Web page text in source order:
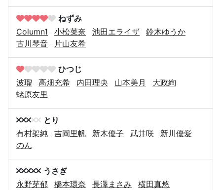
ねずみ
Column1
小松菜奈 池田エライザ
鈴木ゆうか
古川琴音
片山友希
ひつじ
波瑠
高畑充希 内田理央 山本美月
大政絢
蛯原友里
とり
有村架純
吉岡里帆 新木優子 武井咲
新川優愛
のん
うさぎ
永野芽郁
橋本環奈 長澤まさみ
横田真悠